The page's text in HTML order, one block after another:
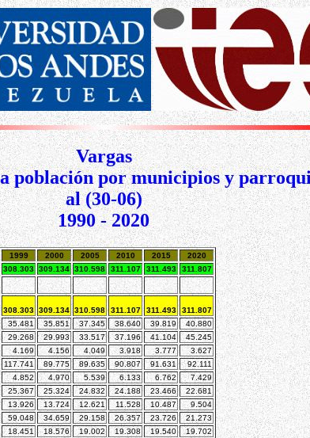
Vargas
población por municipios y
al (30-06)
1990 - 2020
1999 2000 2005 2010 2015
2020
308.303 309.134 310.598 311.107 311.493 311.807
308.303 309.134 310.598 311.107 311.493
311.807
35.481 35.851 37.345 38.640 39.819
40.880
29.268 29.993 33.517 37.196 41.104
45.245
4.169 4.156 4.049 3.918 3.777
3.627
117.741 89.775 89.635 90.807 91.631
92.111
4.852 4.970 5.539 6.133 6.762
7.429
25.367 25.324 24.832 24.188 23.466
22.681
13.926 13.724 12.621 11.528 10.487
9.504
59.048 34.659 29.158 26.357 23.726
21.273
18.451 18.576 19.002 19.308 19.540
19.702